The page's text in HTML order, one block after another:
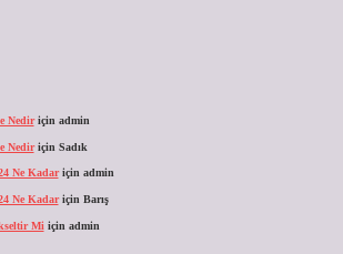
Nediriçin admin
Nediriçin Sadık
Ne Kadariçin admin
Ne Kadariçin Barış
Mi için admin